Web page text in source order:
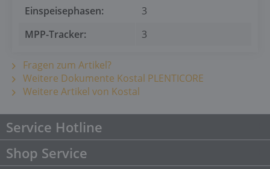
Einspeisephasen:
3
MPP-Tracker:
3
Fragen zum Artikel?
Weitere Dokumente Kostal PLENTICORE
Weitere Artikel von Kostal
Service Hotline
Shop Service